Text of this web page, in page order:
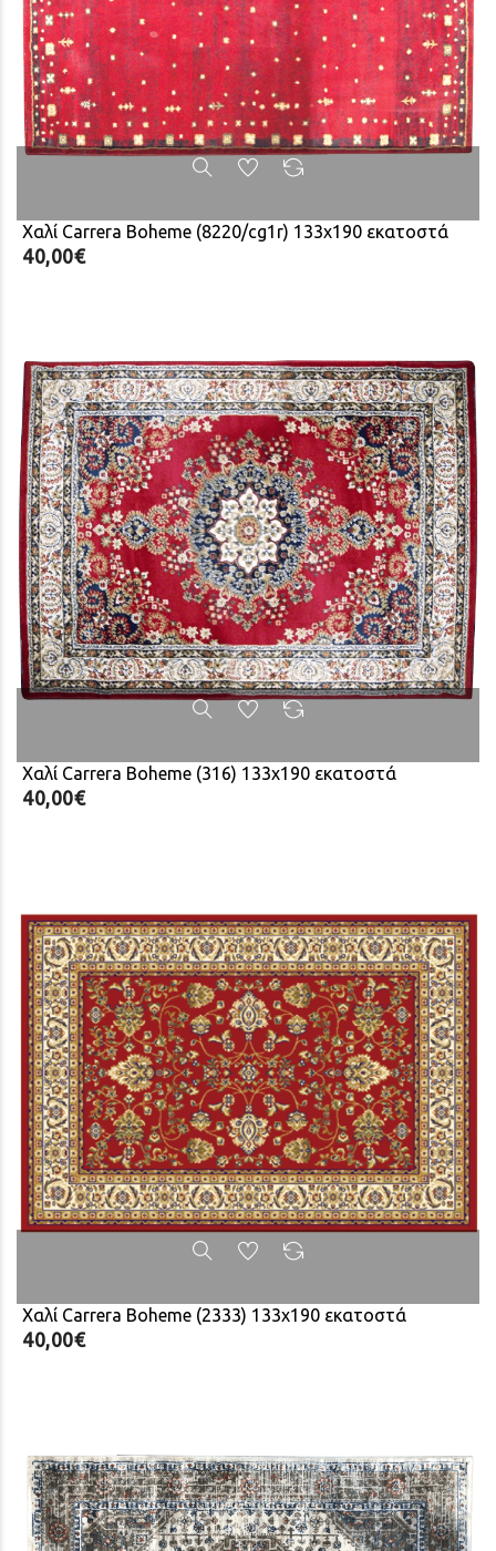
Χαλί Carrera Boheme (8220/cg1r) 133x190 εκατοστά
40,00€
Χαλί Carrera Boheme (316) 133x190 εκατοστά
40,00€
Χαλί Carrera Boheme (2333) 133x190 εκατοστά
40,00€